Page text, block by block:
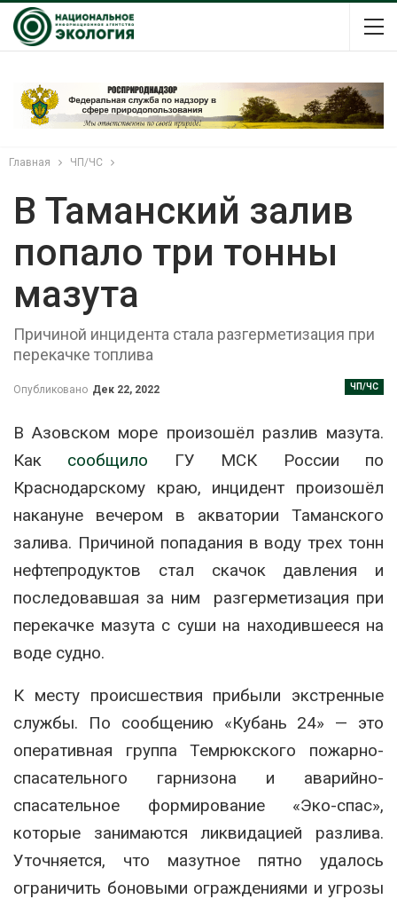
Главная ЧП/ЧС
В Таманский залив
попало три тонны
мазута
Причиной инцидента стала разгерметизация при
перекачке топлива
ЧП/ЧС
Опубликовано Дек 22, 2022
В Азовском море произошёл разлив мазута.
Как сообщило ГУ МСК России по
Краснодарскому краю, инцидент произошёл
накануне вечером в акватории Таманского
залива. Причиной попадания в воду трех тонн
нефтепродуктов стал скачок давления и
последовавшая за ним разгерметизация при
перекачке мазута с суши на находившееся на
воде судно.
К месту происшествия прибыли экстренные
службы. По сообщению «Кубань 24» — это
оперативная группа Темрюкского пожарно-
спасательного гарнизона и аварийно-
спасательное формирование «Эко-спас»,
которые занимаются ликвидацией разлива.
Уточняется, что мазутное пятно удалось
ограничить боновыми ограждениями и угрозы